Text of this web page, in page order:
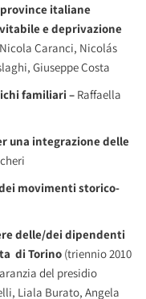
italiane
e deprivazione
Caranci, Nicolás
Giuseppe Costa
familiari – Raffaella
una integrazione delle
movimenti storico-
delle/dei dipendenti
di Torino (triennio 2010
del presidio
Liala Burato, Angela